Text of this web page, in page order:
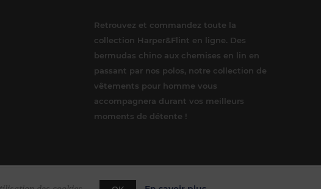
Retrouvez et commandez toute la
collection Harper&Flint en ligne. Des
bermudas chino aux chemises en lin en
passant par nos polos, notre collection de
vêtements pour homme vous
accompagnera durant vos meilleurs
moments de détente !